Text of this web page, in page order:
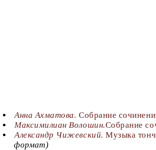
Анна Ахматова. Собрание
Максимилиан Волошин.Собрание
Александр Чижевский. Музыка
формат)